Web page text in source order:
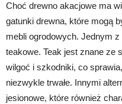
Choć drewno akacjowe ma
gatunki drewna, które mogą
mebli ogrodowych. Jednym
teakowe. Teak jest znane ze
wilgoć i szkodniki, co
niezwykle trwałe. Innymi
jesionowe, które również